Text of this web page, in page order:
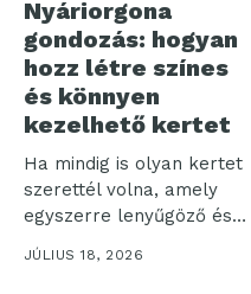
Nyáriorgona
gondozás: hogyan
hozz létre színes
és könnyen
kezelhető kertet
Ha mindig is olyan kertet
szerettél volna, amely
egyszerre lenyűgöző és
nem...
JÚLIUS 18, 2026